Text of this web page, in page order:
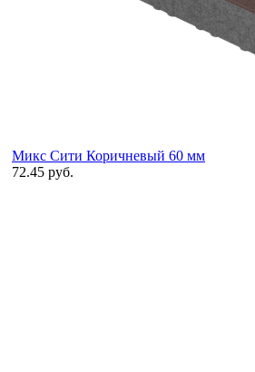
Микс Сити Коричневый 60 мм
72.45 руб.